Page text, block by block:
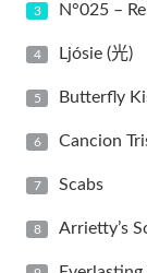
N°025 –
Ljósie (光)
Butterfly
Cancion
Scabs
Arrietty’s